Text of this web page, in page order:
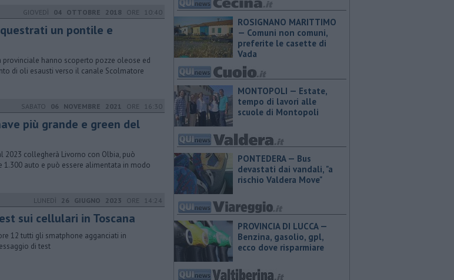
GIOVEDÌ 04 OTTOBRE 2018 ORE 10:40
un pontile e
provinciale hanno scoperto pozze oleose ed
di oli esausti verso il canale Scolmatore
SABATO 06 NOVEMBRE 2021 ORE 16:30
più grande e green del
2023 collegherà Livorno con Olbia, può
1.300 auto e può essere alimentata in modo
LUNEDÌ 26 GIUGNO 2023 ORE 14:24
sui cellulari in Toscana
12 tutti gli smatphone agganciati in
di test
ROSIGNANO MARITTIMO
— Comuni non comuni,
preferite le casette di
Vada
MONTOPOLI — Estate,
tempo di lavori alle
scuole di Montopoli
PONTEDERA — Bus
devastati dai vandali, "a
rischio Valdera Move"
PROVINCIA DI LUCCA — ​
Benzina, gasolio, gpl,
ecco dove risparmiare